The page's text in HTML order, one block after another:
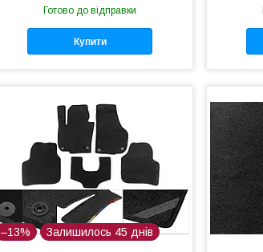
Готово до відправки
Купити
–13% Залишилось 45 днів